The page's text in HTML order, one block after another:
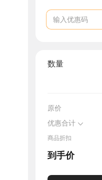
数量
原价
优惠合计
商品折扣
到手价